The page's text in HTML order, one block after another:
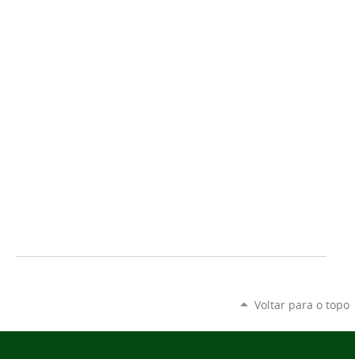
Voltar para o topo